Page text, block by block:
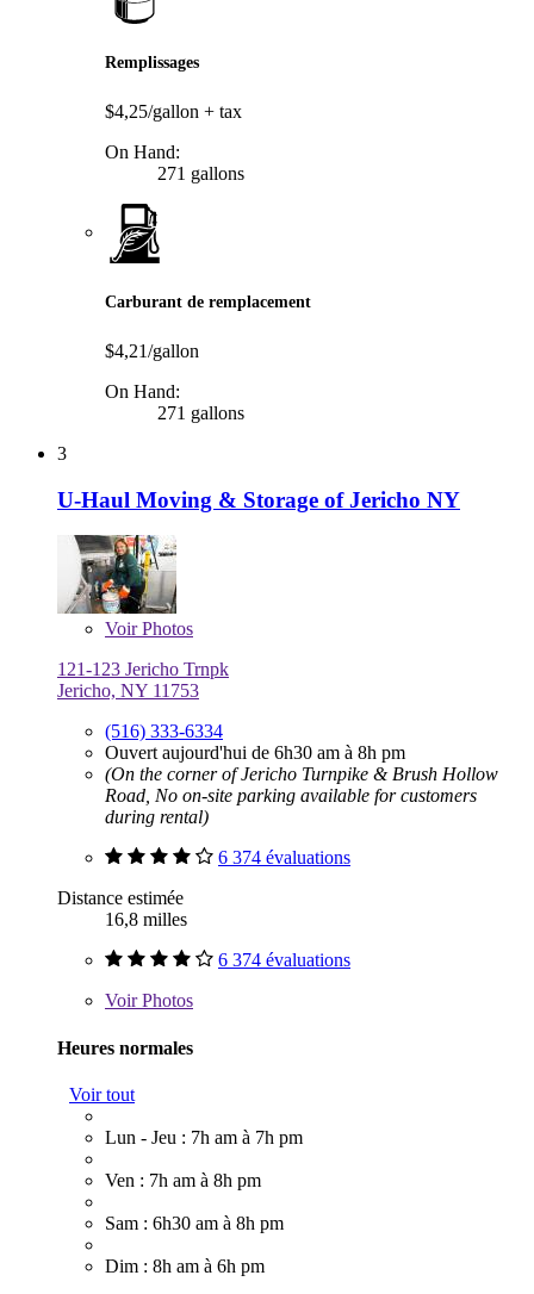
Remplissages
$4,25/gallon + tax
On Hand:
271 gallons
Carburant de remplacement
$4,21/gallon
On Hand:
271 gallons
3
U-Haul Moving & Storage of Jericho NY
VoirPhotos
121-123 Jericho Trnpk
Jericho, NY 11753
(516) 333-6334
Ouvert aujourd'hui de 6h30 am à 8h pm
(On the corner of Jericho Turnpike & Brush Hollow
Road, No on-site parking available for customers
during rental)
6 374 évaluations
Distance estimée
16,8 milles
6 374 évaluations
VoirPhotos
Heures normales
Voir tout
Lun - Jeu : 7h am à 7h pm
Ven : 7h am à 8h pm
Sam : 6h30 am à 8h pm
Dim : 8h am à 6h pm